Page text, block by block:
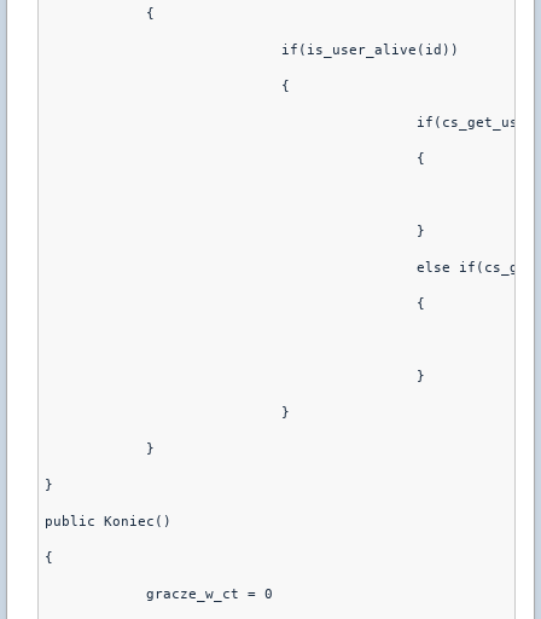
	    {
			    if(is_user_alive(id))
			    {
					    {
					    }
else
					    {
					    }
			    }
	    }
}
public Koniec()
{
	    gracze_w_ct = 0